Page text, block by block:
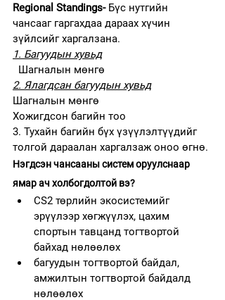
Regional Standings- Бүс нутгийн
чансааг гаргахдаа дараах хүчин
зүйлсийг харгалзана.
1. Багуудын хувьд
Шагналын мөнгө
2. Ялагдсан багуудын хувьд
Шагналын мөнгө
Хожигдсон багийн тоо
3. Тухайн багийн бүх үзүүлэлтүүдийг
толгой дараалан харгалзаж оноо өгнө.
Нэгдсэн чансааны систем оруулснаар
ямар ач холбогдолтой вэ?
CS2 төрлийн экосистемийг
эрүүлээр хөгжүүлэх, цахим
спортын тавцанд тогтвортой
байхад нөлөөлөх
багуудын тогтвортой байдал,
амжилтын тогтвортой байдалд
нөлөөлөх